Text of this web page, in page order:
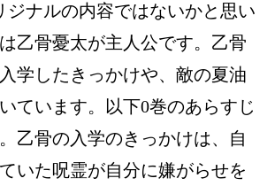
ジナルの内容ではないかと思い
乙骨憂太が主人公です。 乙骨
学したきっかけや、 敵の夏油
ています。
以下0巻のあらすじ
乙骨の入学のきっかけは、自
いた呪霊が自分に嫌がらせを